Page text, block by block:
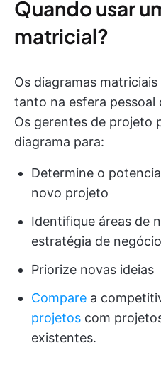
Quando usar
matricial?
Os diagramas
tanto na esfera
Os gerentes de projeto
diagrama para:
Determine o
novo projeto
Identifique áreas de
estratégia de
Priorize novas ideias
Compare a
projetos com
existentes.